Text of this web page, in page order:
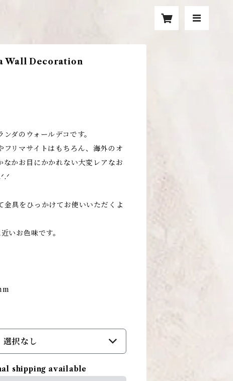
Wall Decoration
ダのウォールデコです。
フリマサイトはもちろん、海外のオ
なかお目にかかれない大変レアなお
金具をひっかけてお使いいただくよ
いお色味です。
選択なし
shipping available